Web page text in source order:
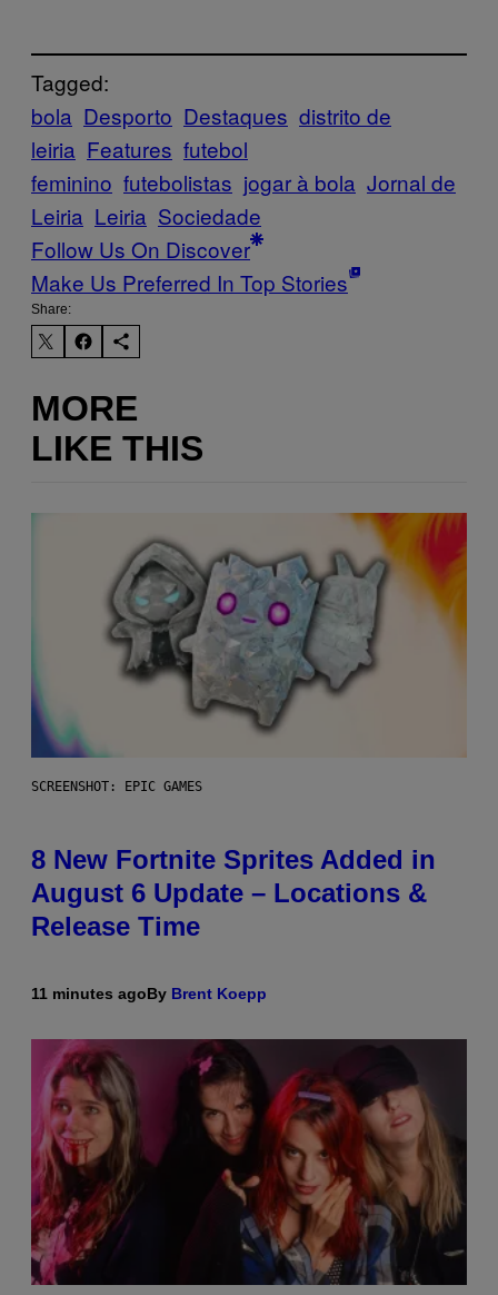
Tagged:
bola Desporto Destaques distrito de
leiria Features futebol
feminino futebolistas jogar à bola Jornal de
Leiria Leiria Sociedade
Follow Us On Discover
Make Us Preferred In Top Stories
Share:
MORE
LIKE THIS
SCREENSHOT: EPIC GAMES
8 New Fortnite Sprites Added in
August 6 Update – Locations &
Release Time
11 minutes agoBy Brent Koepp